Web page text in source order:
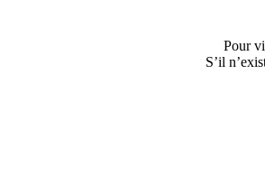
Pour
S’il